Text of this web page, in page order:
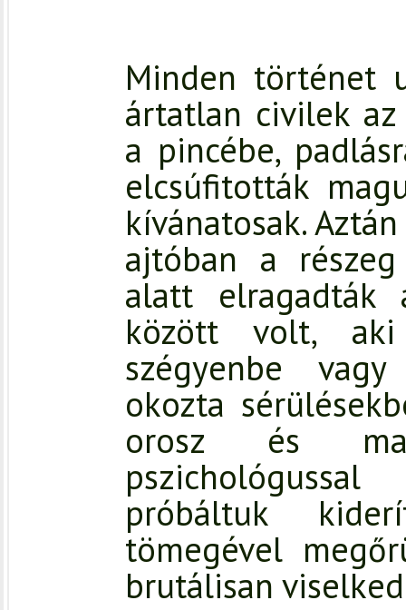
Minden történet
ártatlan civilek
a pincébe,
elcsúfitották
kívánatosak.
ajtóban a
alatt elragadták
között volt,
szégyenbe
okozta
orosz és
próbáltuk
tömegével
brutálisan